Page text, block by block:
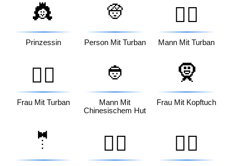
👸
Prinzessin
👳
Person Mit Turban
👳‍♂️
Mann Mit Turban
👳‍♀️
Frau Mit Turban
👲
Mann Mit
Chinesischem Hut
🧕
Frau Mit Kopftuch
🤵 🤵‍♂️ 🤵‍♀️